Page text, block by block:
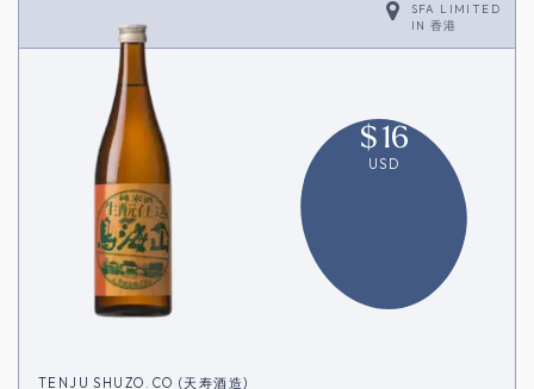
SFA LIMITED
IN 香港
$16
USD
TENJU SHUZO.CO (天寿酒造)